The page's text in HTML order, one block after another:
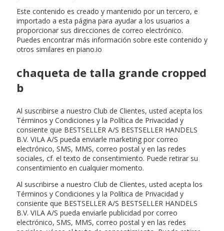
Este contenido es creado y mantenido por un tercero, e
importado a esta página para ayudar a los usuarios a
proporcionar sus direcciones de correo electrónico.
Puedes encontrar más información sobre este contenido y
otros similares en piano.io
chaqueta de talla grande cropped
b
Al suscribirse a nuestro Club de Clientes, usted acepta los
Términos y Condiciones y la Política de Privacidad y
consiente que BESTSELLER A/S BESTSELLER HANDELS
B.V. VILA A/S pueda enviarle marketing por correo
electrónico, SMS, MMS, correo postal y en las redes
sociales, cf. el texto de consentimiento. Puede retirar su
consentimiento en cualquier momento.
Al suscribirse a nuestro Club de Clientes, usted acepta los
Términos y Condiciones y la Política de Privacidad y
consiente que BESTSELLER A/S BESTSELLER HANDELS
B.V. VILA A/S pueda enviarle publicidad por correo
electrónico, SMS, MMS, correo postal y en las redes